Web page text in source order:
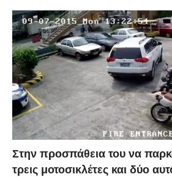
Στην προσπάθεια του να
τρεις μοτοσικλέτες και δύο